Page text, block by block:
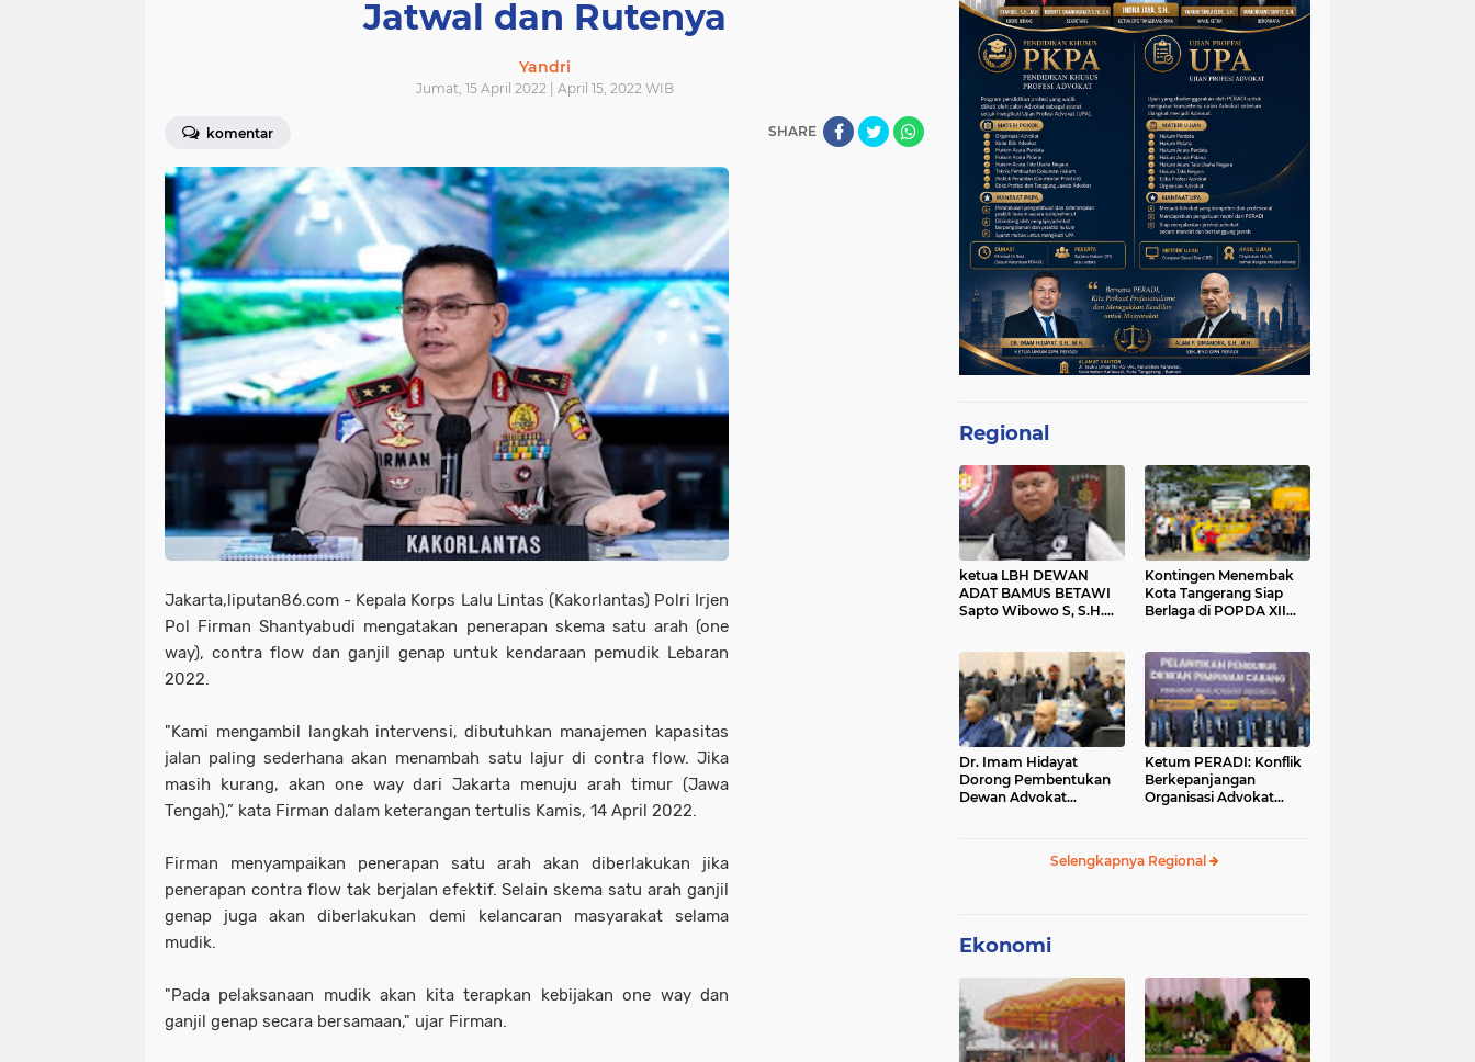
Jatwal dan Rutenya
Yandri
Jumat, 15 April 2022 | April 15, 2022 WIB
komentar SHARE
Jakarta,liputan86.com - Kepala Korps Lalu Lintas (Kakorlantas) Polri Irjen
Pol Firman Shantyabudi mengatakan penerapan skema satu arah (one
way), contra flow dan ganjil genap untuk kendaraan pemudik Lebaran
2022.
"Kami mengambil langkah intervensi, dibutuhkan manajemen kapasitas
jalan paling sederhana akan menambah satu lajur di contra flow. Jika
masih kurang, akan one way dari Jakarta menuju arah timur (Jawa
Tengah),” kata Firman dalam keterangan tertulis Kamis, 14 April 2022.
Firman menyampaikan penerapan satu arah akan diberlakukan jika
penerapan contra flow tak berjalan efektif. Selain skema satu arah ganjil
genap juga akan diberlakukan demi kelancaran masyarakat selama
mudik.
"Pada pelaksanaan mudik akan kita terapkan kebijakan one way dan
ganjil genap secara bersamaan," ujar Firman.
Regional
ketua LBH DEWAN
ADAT BAMUS BETAWI
Sapto Wibowo S, S.H.
Statement di Media
Kontingen Menembak
Kota Tangerang Siap
Berlaga di POPDA XII
Dr. Imam Hidayat
Dorong Pembentukan
Dewan Advokat
Ketum PERADI: Konflik
Berkepanjangan
Organisasi Advokat
Selengkapnya Regional
Ekonomi